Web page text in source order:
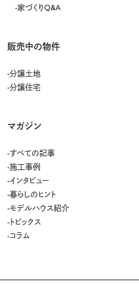
家づくりQ&A
販売中の物件
分譲土地
分譲住宅
マガジン
すべての記事
施工事例
インタビュー
暮らしのヒント
モデルハウス紹介
トピックス
コラム